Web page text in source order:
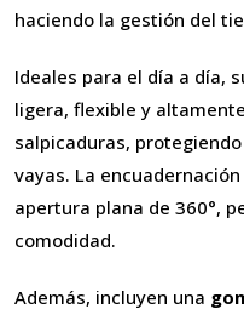
haciendo la gestión del
Ideales para el día a día,
ligera, flexible y
salpicaduras,
vayas. La encuadernación
apertura plana de 360°,
comodidad.
Además, incluyen una